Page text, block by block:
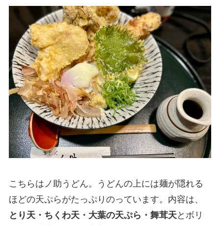
こちらはノ助うどん。うどんの上には麺が隠れる
ほどの天ぷらがたっぷりのっています。内容は、
とり天・ちくわ天・大葉の天ぷら・舞茸天とボリ